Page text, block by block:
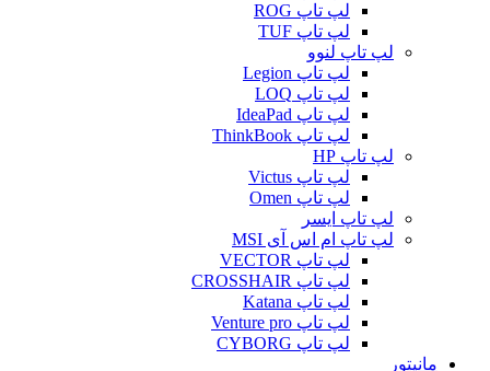
لپ تاپ ROG
لپ تاپ TUF
لپ تاپ لنوو
لپ تاپ Legion
لپ تاپ LOQ
لپ تاپ IdeaPad
لپ تاپ ThinkBook
لپ تاپ HP
لپ تاپ Victus
لپ تاپ Omen
لپ تاپ ایسر
لپ تاپ ام اس آی MSI
لپ تاپ VECTOR
لپ تاپ CROSSHAIR
لپ تاپ Katana
لپ تاپ Venture pro
لپ تاپ CYBORG
مانیتور